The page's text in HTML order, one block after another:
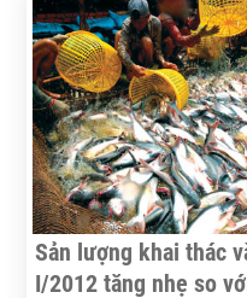
Sản lượng khai thác
I/2012 tăng nhẹ so